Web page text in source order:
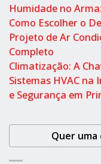
Humidade no
Como Escolher o
Projeto de Ar
Completo
Climatização: A
Sistemas HVAC
e Segurança em
Quer uma